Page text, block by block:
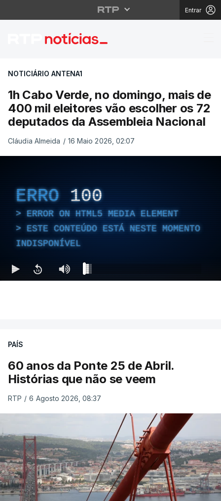
Entrar
1h Cabo Verde, no
NOTICIÁRIO ANTENA1
1h Cabo Verde, no domingo, mais de
400 mil eleitores vão escolher os 72
deputados da Assembleia Nacional
Cláudia Almeida / 16 Maio 2026, 02:07
ERRO 100
ERROR ON HTML5 MEDIA ELEMENT
ESTE CONTEÚDO ESTÁ NESTE MOMENTO
INDISPONÍVEL
PAÍS
60 anos da Ponte 25 de Abril.
Histórias que não se veem
RTP / 6 Agosto 2026, 08:37